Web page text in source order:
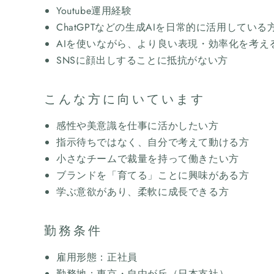
Youtube運用経験
ChatGPTなどの生成AIを日常的に活用している
AIを使いながら、より良い表現・効率化を考え
SNSに顔出しすることに抵抗がない方
こんな方に向いています
感性や美意識を仕事に活かしたい方
指示待ちではなく、自分で考えて動ける方
小さなチームで裁量を持って働きたい方
ブランドを「育てる」ことに興味がある方
学ぶ意欲があり、柔軟に成長できる方
勤務条件
雇用形態：正社員